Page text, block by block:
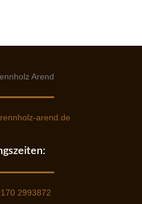
arend.de
170 2993872